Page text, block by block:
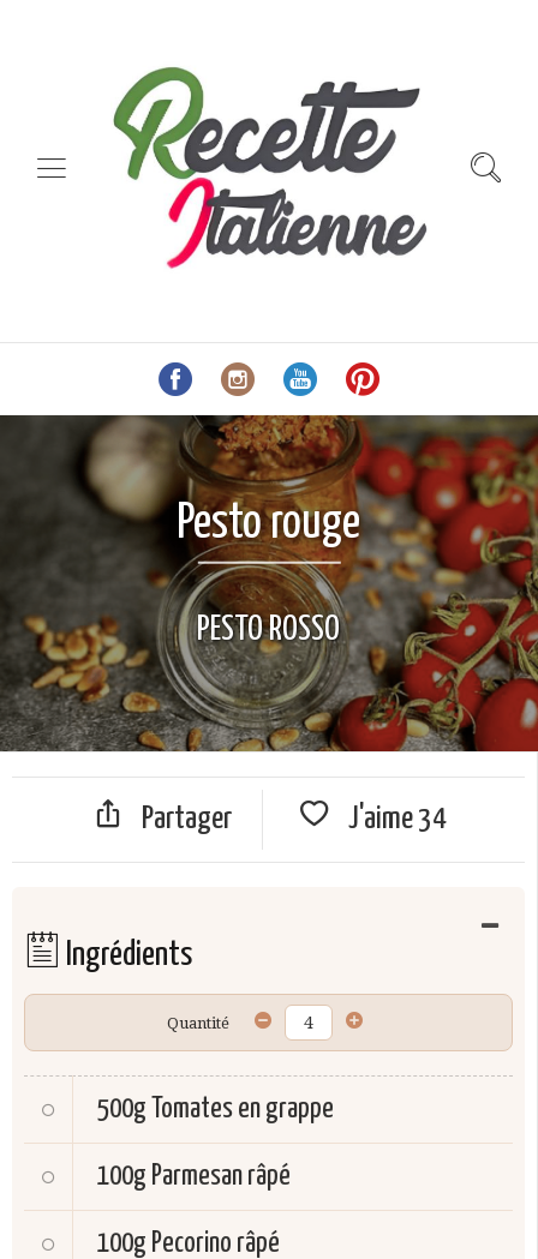
Pesto rouge
PESTO ROSSO
Partager J'aime34
Ingrédients
Quantité
500g Tomates en grappe
100g Parmesan râpé
100g Pecorino râpé